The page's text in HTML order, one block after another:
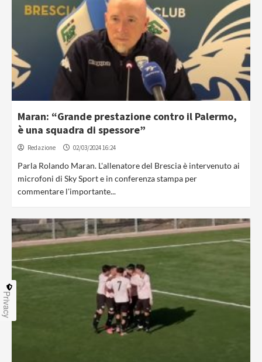
Maran: “Grande prestazione contro il Palermo,
è una squadra di spessore”
Redazione 02/03/2024 16:24
Parla Rolando Maran. L'allenatore del Brescia è intervenuto ai
microfoni di Sky Sport e in conferenza stampa per
commentare l'importante...
Privacy